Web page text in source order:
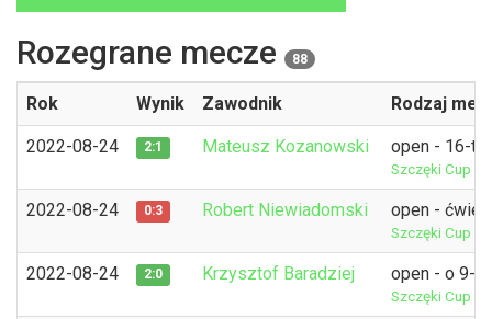
Rozegrane mecze 88
Rok Wynik Zawodnik Rodzaj
2022-08-24 2:1 Mateusz Kozanowski open - 16-
Szczęki Cup
2022-08-24 0:3 Robert Niewiadomski open -
Szczęki Cup
2022-08-24 2:0 Krzysztof Baradziej open - o 9-
Szczęki Cup